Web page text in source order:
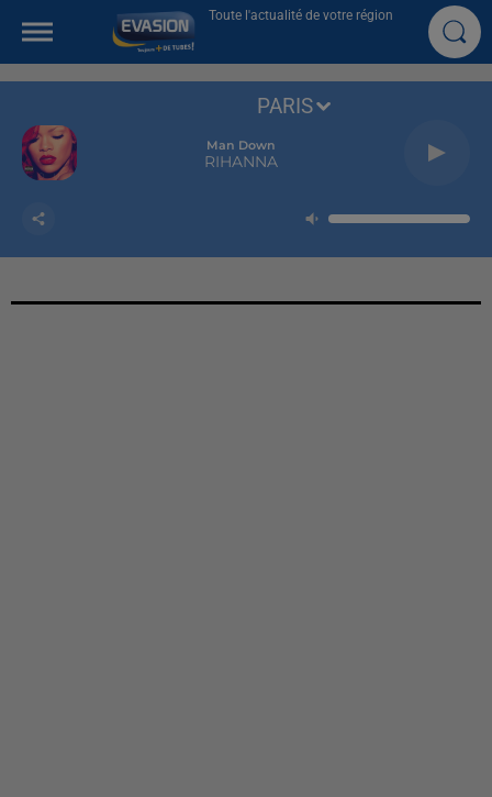
Toute l'actualité de votre région
Man Down
RIHANNA
PARIS